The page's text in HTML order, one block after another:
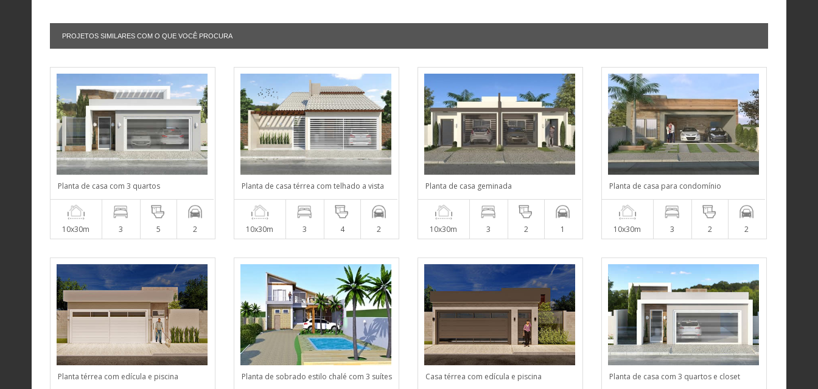
PROJETOS SIMILARES COM O QUE VOCÊ PROCURA
Planta de casa com 3 quartos
10x30m 3 5 2
Planta de casa térrea com telhado a vista
10x30m 3 4 2
Planta de casa geminada
10x30m 3 2 1
Planta de casa para condomínio
10x30m 3 2 2
Planta térrea com edícula e piscina Planta de sobrado estilo chalé com 3 suítes Casa térrea com edícula e piscina Planta de casa com 3 quartos e closet